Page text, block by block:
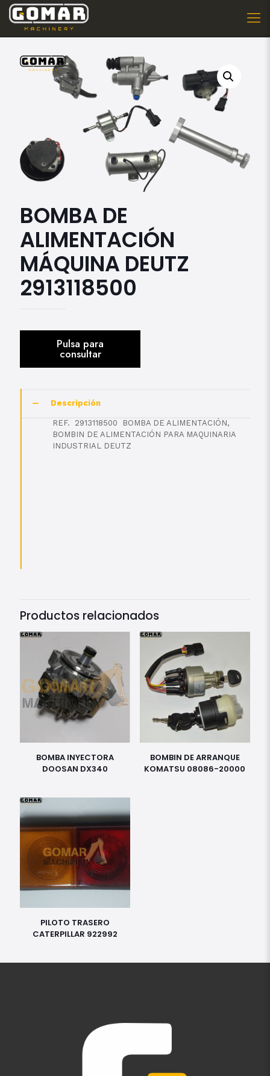
BOMBA DE
ALIMENTACIÓN
MÁQUINA DEUTZ
2913118500
Descripción
REF. 2913118500 BOMBA DE ALIMENTACIÓN,
BOMBIN DE ALIMENTACIÓN PARA MAQUINARIA
INDUSTRIAL DEUTZ
Productos relacionados
BOMBA INYECTORA
DOOSAN DX340
BOMBIN DE ARRANQUE
KOMATSU 08086-20000
PILOTO TRASERO
CATERPILLAR 922992